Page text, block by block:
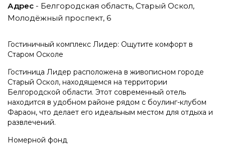
Адрес - Белгородская область, Старый Оскол,
Молодёжный проспект, 6
Гостиничный комплекс Лидер: Ощутите комфорт в
Старом Осколе
Гостиница Лидер расположена в живописном городе
Старый Оскол, находящемся на территории
Белгородской области. Этот современный отель
находится в удобном районе рядом с боулинг-клубом
Фараон, что делает его идеальным местом для отдыха и
развлечений.
Номерной фонд